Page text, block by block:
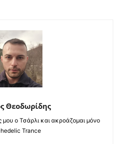
Θεοδωρίδης
μου ο Τσάρλι και ακροάζομαι μόνο
Trance